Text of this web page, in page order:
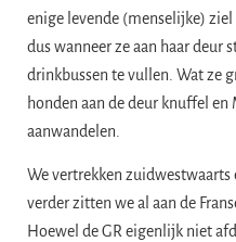
enige levende (menselijke)
dus wanneer ze aan haar deur
drinkbussen te vullen. Wat ze
honden aan de deur knuffel
aanwandelen.
We vertrekken
verder zitten we al aan de
Hoewel de GR eigenlijk niet